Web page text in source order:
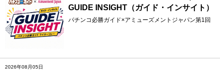
GUIDE INSIGHT（ガイド・インサイト）
パチンコ必勝ガイド×アミューズメントジャパン第1回
2026年08月05日